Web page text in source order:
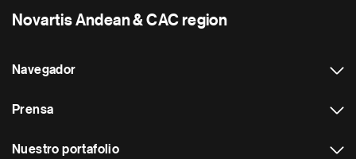
Novartis Andean & CAC region
Navegador
Prensa
Nuestro portafolio